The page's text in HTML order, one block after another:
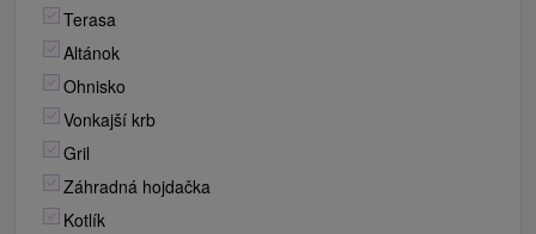
Terasa
Altánok
Ohnisko
Vonkajší krb
Gril
Záhradná hojdačka
Kotlík